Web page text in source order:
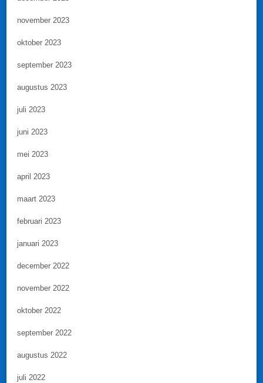
november 2023
oktober 2023
september 2023
augustus 2023
juli 2023
juni 2023
mei 2023
april 2023
maart 2023
februari 2023
januari 2023
december 2022
november 2022
oktober 2022
september 2022
augustus 2022
juli 2022